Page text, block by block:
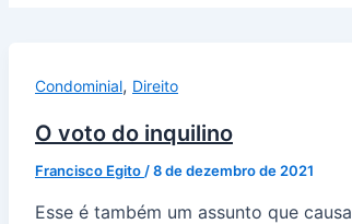
Condominial, Direito
O voto do inquilino
Francisco Egito /8 de dezembro de 2021
Esse é também um assunto que causa